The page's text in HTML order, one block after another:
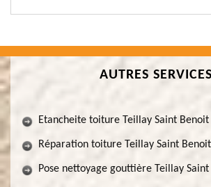
AUTRES SERVICES
Etancheite toiture Teillay Saint Benoit
Réparation toiture Teillay Saint Benoit
Pose nettoyage gouttière Teillay